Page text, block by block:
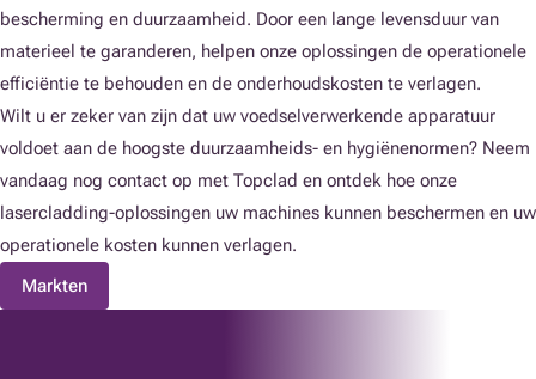
bescherming en duurzaamheid. Door een lange levensduur van
materieel te garanderen, helpen onze oplossingen de operationele
efficiëntie te behouden en de onderhoudskosten te verlagen.
Wilt u er zeker van zijn dat uw voedselverwerkende apparatuur
voldoet aan de hoogste duurzaamheids- en hygiënenormen? Neem
vandaag nog contact op met Topclad en ontdek hoe onze
lasercladding-oplossingen uw machines kunnen beschermen en uw
operationele kosten kunnen verlagen.
Markten